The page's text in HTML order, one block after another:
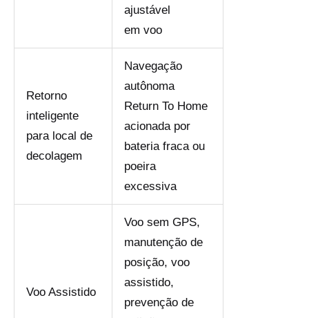
ajustável
em voo
Retorno
inteligente
para local de
decolagem
Navegação
autônoma
Return To Home
acionada por
bateria fraca ou
poeira
excessiva
Voo Assistido
Voo sem GPS,
manutenção de
posição, voo
assistido,
prevenção de